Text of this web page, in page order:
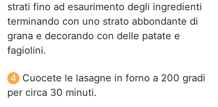
strati fino ad esaurimento degli ingredienti
terminando con uno strato abbondante di
grana e decorando con delle patate e
fagiolini.
Cuocete le lasagne in forno a 200 gradi
per circa 30 minuti.